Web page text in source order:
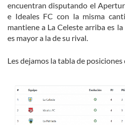
encuentran disputando el
e Ideales FC con la misma
mantiene a La Celeste arriba es
es mayor a la de su rival.
Les dejamos la tabla de